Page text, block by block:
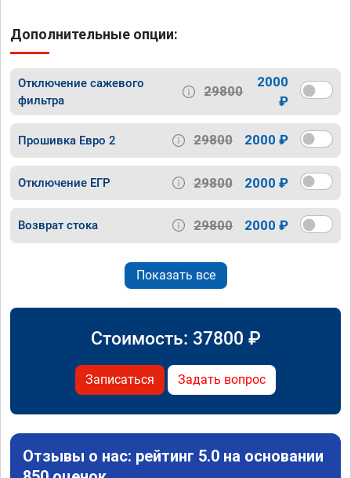
Дополнительные опции:
Отключение сажевого
фильтра
29800
2000
₽
Прошивка Евро 2 29800 2000 ₽
Отключение ЕГР 29800 2000 ₽
Возврат стока 29800 2000 ₽
Показать все
Стоимость: 37800 ₽
Записаться Задать вопрос
Отзывы о нас: рейтинг 5.0 на основании